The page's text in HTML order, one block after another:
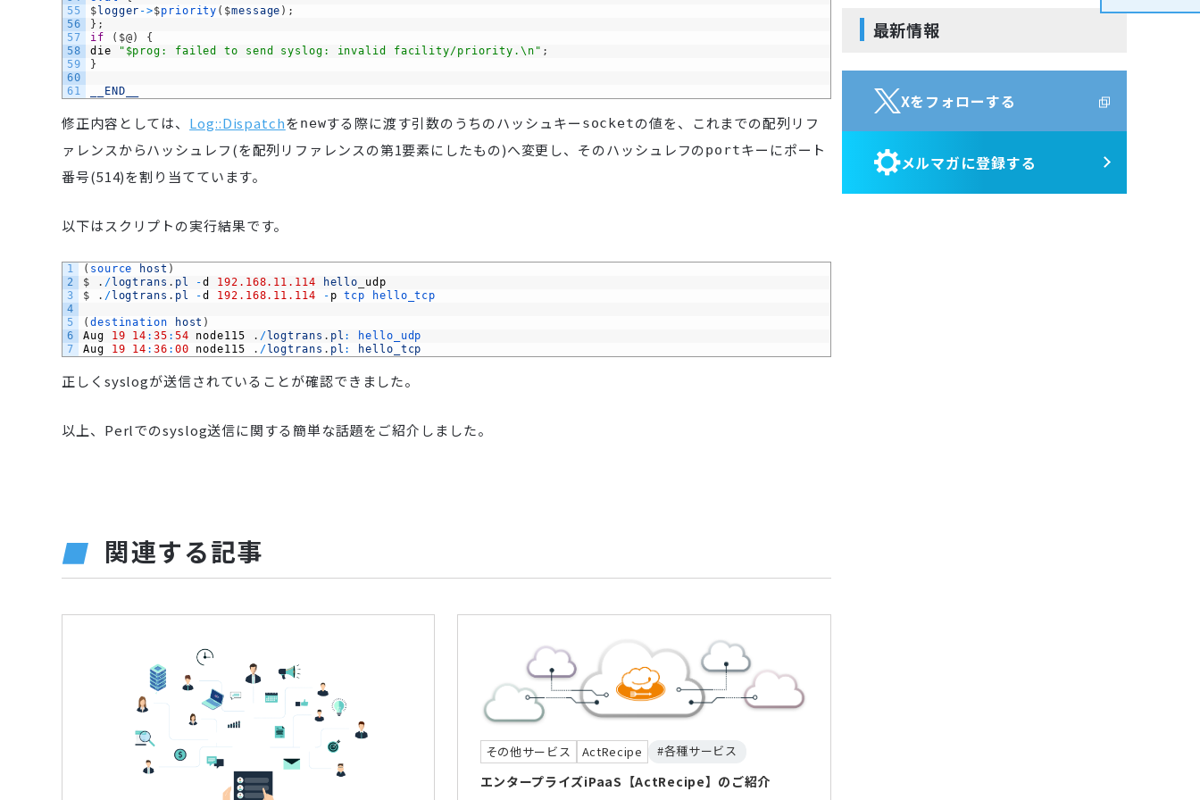
55
56
57
58
59
60
61
$ logger ->$priority ( $message ) ;
} ;
if
( $@)
{
die
"$prog: failed to send syslog: invalid facility/priority.\n" ;
}
__END__
修正内容としては、 Log::Dispatchを newする際に渡す引数のうちのハッシュキー socketの値を、これまでの配列リフ
ァレンスからハッシュレフ(を配列リファレンスの第1要素にしたもの)へ変更し、そのハッシュレフのportキーにポート
番号(514)を割り当てています。
以下はスクリプトの実行結果です。
1
2
3
4
5
6
7
( source host )
$
. / logtrans . pl -d 192.168.11.114 hello
udp
$
. / logtrans . pl -d 192.168.11.114 - p tcp hello_tcp
( destination host )
Aug
19 14 :35 : 54 node115 . / logtrans . pl :
hello_udp
Aug
19 14 :36 : 00 node115 . / logtrans . pl : hello_tcp
正しくsyslogが送信されていることが確認できました。
以上、Perlでのsyslog送信に関する簡単な話題をご紹介しました。
関連する記事
その他サービス ActRecipe #各種サービス
エンタープライズiPaaS【ActRecipe】のご紹介
リソース監視
監視機能全般について
性能機能
Hinemos SDML
IT Asset コンシェル
Perl
Python
最新情報
Xをフォローする
メルマガに登録する